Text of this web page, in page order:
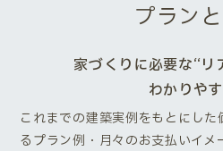
プラン
家づくりに必要な“リ
わかりやす
これまでの建築実例をもとにし
るプラン例・月々のお支払いイメ